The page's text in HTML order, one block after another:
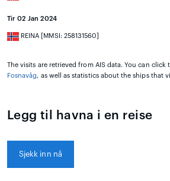
Tir 02 Jan 2024
REINA [MMSI: 258131560]
The visits are retrieved from AIS data. You can click
Fosnavåg, as well as statistics about the ships that
Legg til havna i en reise
Sjekk inn nå